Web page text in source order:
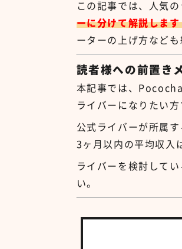
この記事では、人気
ーに分けて解説します
ーターの上げ方なども
読者様への前置き
本記事では、
ライバーになりたい方
公式ライバーが所属
3ヶ月以内の平均収入
ライバーを検討してい
い。